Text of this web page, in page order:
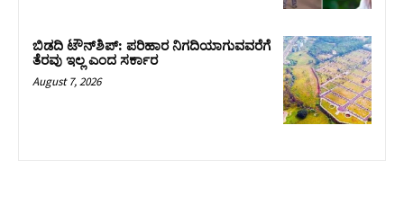
ಬಿಡದಿ ಟೌನ್‌ಶಿಪ್‌: ಪರಿಹಾರ ನಿಗದಿಯಾಗುವವರೆಗೆ
ತೆರವು ಇಲ್ಲ ಎಂದ ಸರ್ಕಾರ
August 7, 2026